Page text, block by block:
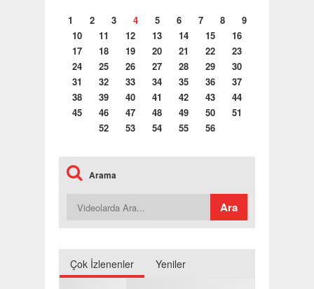
1 2 3 4 5 6 7 8
9
10
11 12 13 14 15
16
17
18 19 20 21 22
23
24
25 26 27 28 29
30
31
32 33 34 35 36
37
38
39 40 41 42 43
44
45
46 47 48 49 50
51
52
53 54 55 56
Arama
Çok İzlenenler Yeniler